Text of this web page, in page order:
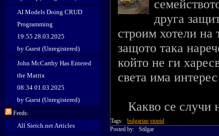
AI Models Doing CRUD
Programming
19:55 28.03.2025
by Guest (Unregistered)
John McCarthy Has Entered
the Matrix
08:34 01.03.2025
by Guest (Unregistered)
Feeds:
All Sietch.net Articles
друга
строим хотели на
защото така
който не ги
света има
Какво се случи
Tags: bulgarian stupid
Posted by: Stilgar